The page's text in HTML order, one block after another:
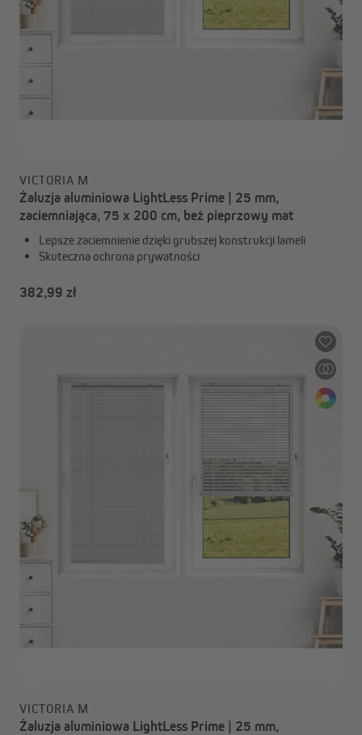
VICTORIA M
Żaluzja aluminiowa LightLess Prime | 25 mm,
zaciemniająca, 75 x 200 cm, beż pieprzowy mat
Lepsze zaciemnienie dzięki grubszej konstrukcji lameli
Skuteczna ochrona prywatności
382,99 zł
VICTORIA M
Żaluzja aluminiowa LightLess Prime | 25 mm,